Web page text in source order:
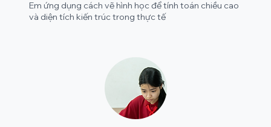
Em ứng dụng cách vẽ hình học để tính toán chiều cao
và diện tích kiến trúc trong thực tế